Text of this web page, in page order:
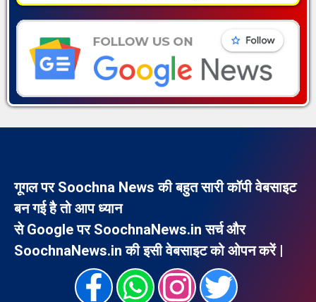
गूगल पर Soochna News की बहुत सारी कॉपी वेबसाइट
बन गई है तो आप ध्यान
से Google पर SoochnaNews.in सर्च और
SoochnaNews.in की इसी वेबसाइट को ओपन करें |